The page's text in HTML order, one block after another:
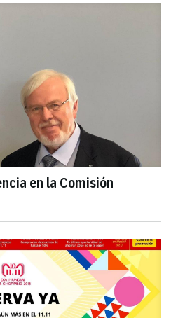
en la Comisión